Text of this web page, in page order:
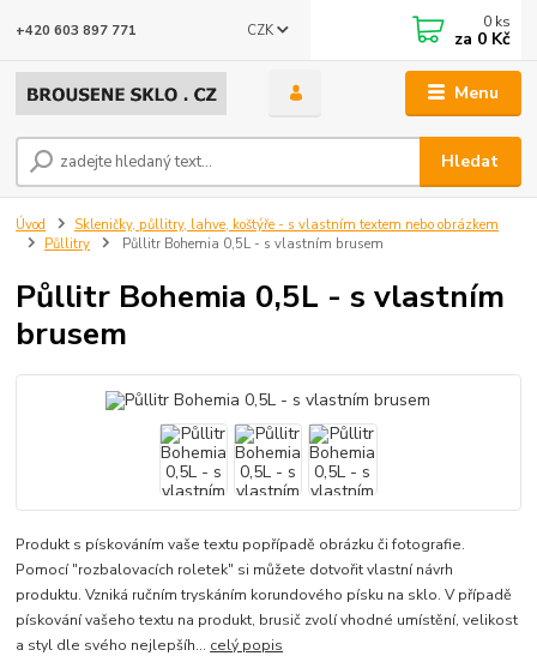
Menu
CZK
Hledat
+420 603 897 771 0 ks
za 0 Kč
Úvod
Skleničky, půllitry, lahve, koštýře - s vlastním textem nebo obrázkem
Půllitry
Půllitr Bohemia 0,5L - s vlastním brusem
Půllitr Bohemia 0,5L - s vlastním
brusem
Produkt s pískováním vaše textu popřípadě obrázku či fotografie.
Pomocí "rozbalovacích roletek" si můžete dotvořit vlastní návrh
produktu. Vzniká ručním tryskáním korundového písku na sklo. V případě
pískování vašeho textu na produkt, brusič zvolí vhodné umístění, velikost
a styl dle svého nejlepšíh... celý popis